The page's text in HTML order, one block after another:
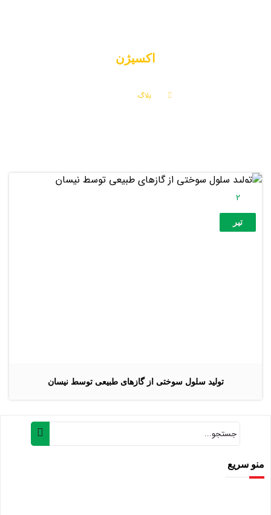
اکسیژن
بلاگ
تولید سلول سوختی از گازهای طبیعی توسط نیسان
2
تیر
منو سریع